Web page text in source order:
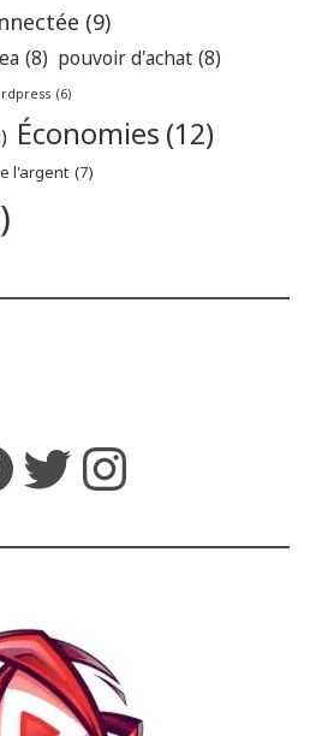
(9)
(8) pouvoir d'achat (8)
(6)
Économies (12)
l'argent (7)